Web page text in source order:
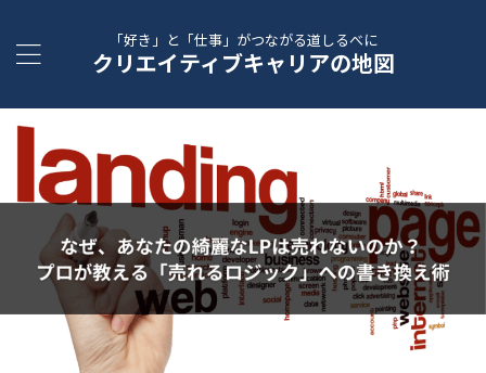
「好き」と「仕事」がつながる道しるべに
クリエイティブキャリアの地図